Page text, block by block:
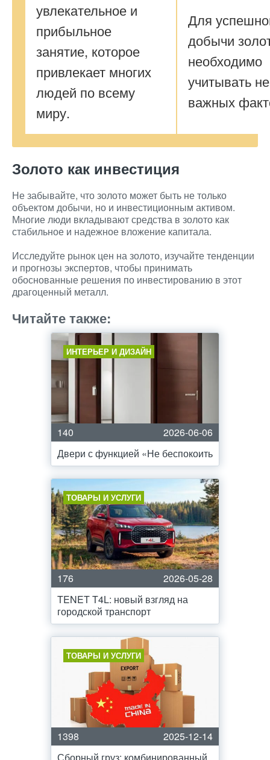
увлекательное и
прибыльное
занятие, которое
привлекает многих
людей по всему
миру.
Для
добычи
необходимо
учитывать
важных
Золото как инвестиция
Не забывайте, что золото может быть не только
объектом добычи, но и инвестиционным активом.
Многие люди вкладывают средства в золото как
стабильное и надежное вложение капитала.
Исследуйте рынок цен на золото, изучайте тенденции
и прогнозы экспертов, чтобы принимать
обоснованные решения по инвестированию в этот
драгоценный металл.
Читайте также:
ИНТЕРЬЕР И ДИЗАЙН
140
2026-06-06
Двери с функцией «Не беспокоить
ТОВАРЫ И УСЛУГИ
176
2026-05-28
TENET T4L: новый взгляд на
городской транспорт
ТОВАРЫ И УСЛУГИ
1398
2025-12-14